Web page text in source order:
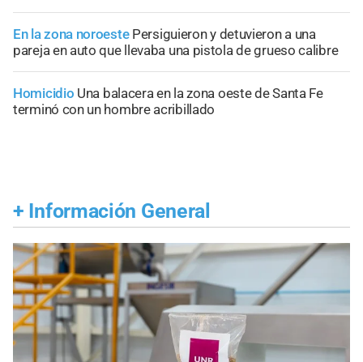
En la zona noroeste Persiguieron y detuvieron a una
pareja en auto que llevaba una pistola de grueso calibre
Homicidio Una balacera en la zona oeste de Santa Fe
terminó con un hombre acribillado
+ Información General